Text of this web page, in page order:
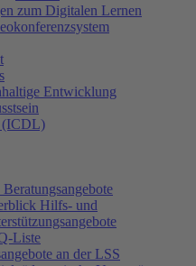
zum Digitalen Lernen
Entwicklung
(ICDL)
Hilfs- und
Liste
an der LSS